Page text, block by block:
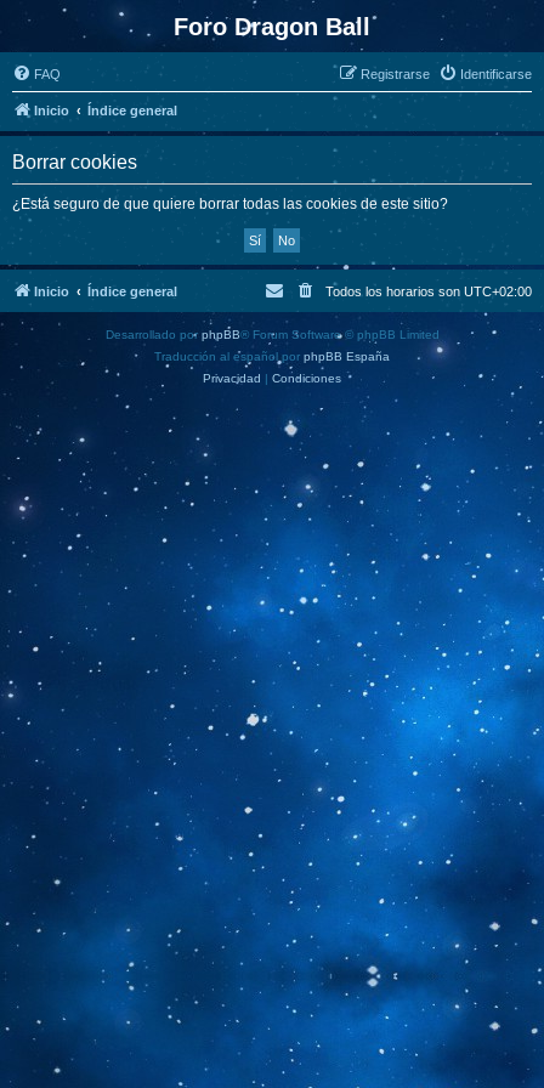
Foro Dragon Ball
FAQ Identificarse
Registrarse
Inicio Índice general
Borrar cookies
¿Está seguro de que quiere borrar todas las cookies de este sitio?
Inicio Índice general Todos los horarios son UTC+02:00
Desarrollado por phpBB® Forum Software © phpBB Limited
Traducción al español por phpBB España
Privacidad | Condiciones